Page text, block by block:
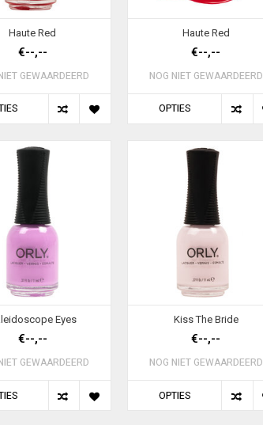
Haute Red
€--,--
GEWAARDEERD
Haute Red
€--,--
NOG NIET GEWAARDEERD
OPTIES
Eyes
€--,--
GEWAARDEERD
Kiss The Bride
€--,--
NOG NIET GEWAARDEERD
OPTIES